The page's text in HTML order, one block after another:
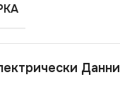
Данни